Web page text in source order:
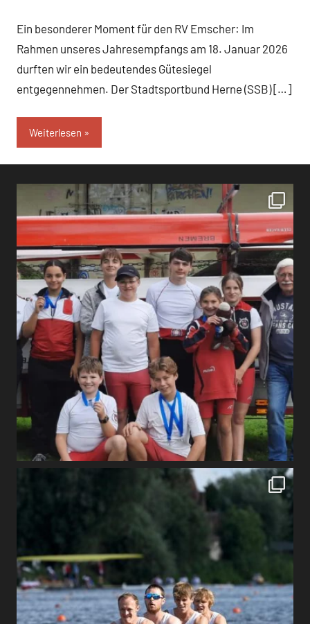
Ein besonderer Moment für den RV Emscher: Im
Rahmen unseres Jahresempfangs am 18. Januar 2026
durften wir ein bedeutendes Gütesiegel
entgegennehmen. Der Stadtsportbund Herne (SSB) […]
Weiterlesen